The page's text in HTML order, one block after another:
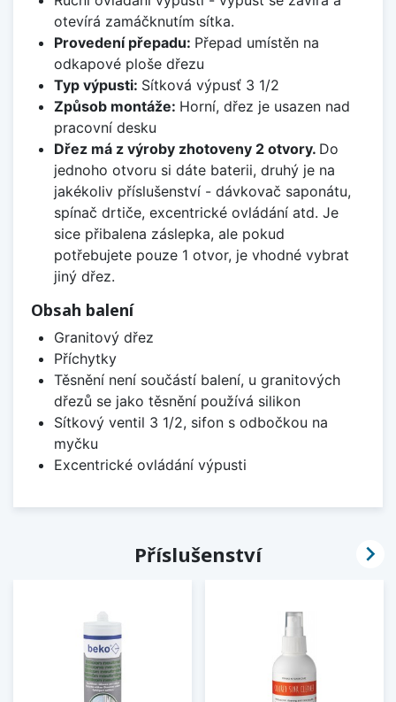
otevírá zamáčknutím sítka.
Provedení přepadu: Přepad umístěn na
odkapové ploše dřezu
Typ výpusti: Sítková výpusť 3 1/2
Způsob montáže: Horní, dřez je usazen nad
pracovní desku
Dřez má z výroby zhotoveny 2 otvory. Do
jednoho otvoru si dáte baterii, druhý je na
jakékoliv příslušenství - dávkovač saponátu,
spínač drtiče, excentrické ovládání atd. Je
sice přibalena záslepka, ale pokud
potřebujete pouze 1 otvor, je vhodné vybrat
jiný dřez.
Obsah balení
Granitový dřez
Příchytky
Těsnění není součástí balení, u granitových
dřezů se jako těsnění používá silikon
Sítkový ventil 3 1/2, sifon s odbočkou na
myčku
Excentrické ovládání výpusti
Příslušenství 